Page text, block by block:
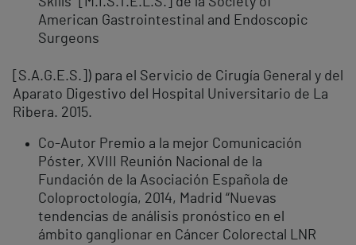
American Gastrointestinal and Endoscopic
Surgeons
[S.A.G.E.S.]) para el Servicio de Cirugía General y del
Aparato Digestivo del Hospital Universitario de La
Ribera. 2015.
Co-Autor Premio a la mejor Comunicación
Póster, XVIII Reunión Nacional de la
Fundación de la Asociación Española de
Coloproctología, 2014, Madrid “Nuevas
tendencias de análisis pronóstico en el
ámbito ganglionar en Cáncer Colorectal LNR